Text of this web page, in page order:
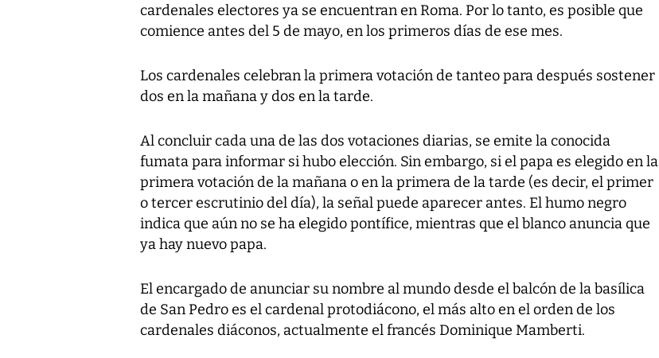
cardenales electores ya se encuentran en Roma. Por lo tanto, es posible que
comience antes del 5 de mayo, en los primeros días de ese mes.
Los cardenales celebran la primera votación de tanteo para después sostener
dos en la mañana y dos en la tarde.
Al concluir cada una de las dos votaciones diarias, se emite la conocida
fumata para informar si hubo elección. Sin embargo, si el papa es elegido en la
primera votación de la mañana o en la primera de la tarde (es decir, el primer
o tercer escrutinio del día), la señal puede aparecer antes. El humo negro
indica que aún no se ha elegido pontífice, mientras que el blanco anuncia que
ya hay nuevo papa.
El encargado de anunciar su nombre al mundo desde el balcón de la basílica
de San Pedro es el cardenal protodiácono, el más alto en el orden de los
cardenales diáconos, actualmente el francés Dominique Mamberti.